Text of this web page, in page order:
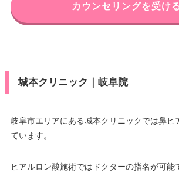
カウンセリングを受け
城本クリニック｜岐阜院
岐阜市エリアにある城本クリニックでは鼻ヒ
ています。
ヒアルロン酸施術ではドクターの指名が可能